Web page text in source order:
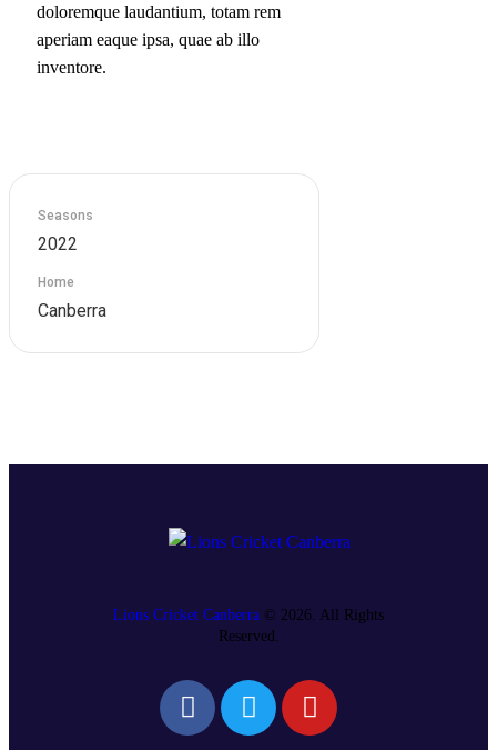
doloremque laudantium, totam rem
aperiam eaque ipsa, quae ab illo
inventore.
Seasons
2022
Home
Canberra
Lions Cricket Canberra © 2026. All Rights
Reserved.